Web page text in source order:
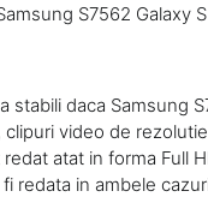
S7562 Galaxy
stabili daca Samsung
video de
atat in forma Full
redata in ambele